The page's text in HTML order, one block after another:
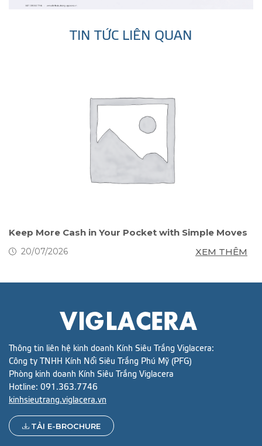
TIN TỨC LIÊN QUAN
Keep More Cash in Your Pocket with Simple Moves
20/07/2026 XEM THÊM
Thông tin liên hệ kinh doanh Kính Siêu Trắng Viglacera:
Công ty TNHH Kính Nổi Siêu Trắng Phú Mỹ (PFG)
Phòng kinh doanh Kính Siêu Trắng Viglacera
Hotline: 091.363.7746
kinhsieutrang.viglacera.vn
TẢI E-BROCHURE